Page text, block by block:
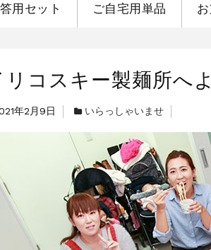
用セット ご自宅用単品
コスキー製麺所へ
年2月9日 いらっしゃいませ